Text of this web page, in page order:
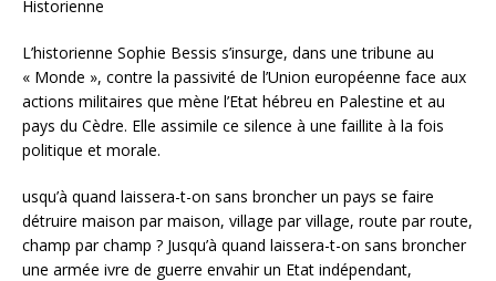
Historienne
L’historienne Sophie Bessis s’insurge, dans une tribune au
« Monde », contre la passivité de l’Union européenne face aux
actions militaires que mène l’Etat hébreu en Palestine et au
pays du Cèdre. Elle assimile ce silence à une faillite à la fois
politique et morale.
usqu’à quand laissera-t-on sans broncher un pays se faire
détruire maison par maison, village par village, route par route,
champ par champ ? Jusqu’à quand laissera-t-on sans broncher
une armée ivre de guerre envahir un Etat indépendant,